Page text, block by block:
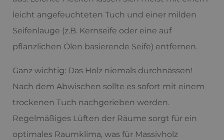
leicht angefeuchteten Tuch und einer milden
Seifenlauge (z.B. Kernseife oder eine auf
pflanzlichen Ölen basierende Seife) entfernen.
Ganz wichtig: Das Holz niemals durchnässen!
Nach dem Abwischen sollte es sofort mit einem
trockenen Tuch nachgerieben werden.
Regelmäßiges Lüften der Räume sorgt für ein
optimales Raumklima, was für Massivholz